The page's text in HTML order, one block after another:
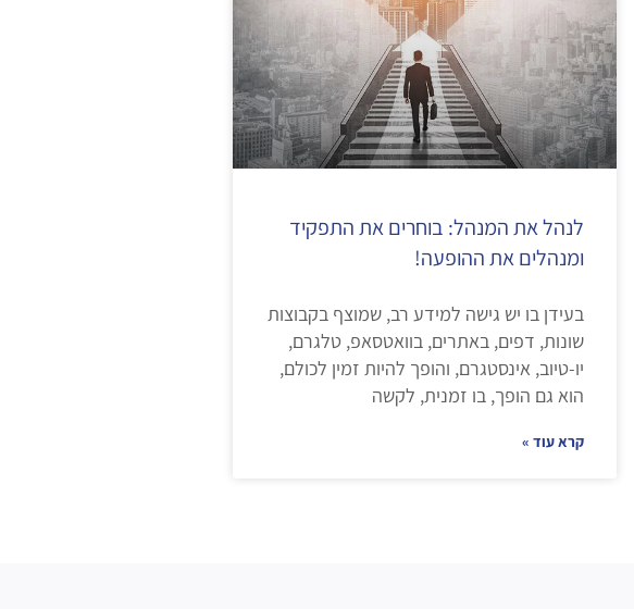
לנהל את המנהל: בוחרים את התפקיד
ומנהלים את ההופעה!
בעידן בו יש גישה למידע רב, שמוצף בקבוצות
שונות, דפים, באתרים, בוואטסאפ, טלגרם,
יו-טיוב, אינסטגרם, והופך להיות זמין לכולם,
הוא גם הופך, בו זמנית, לקשה
קרא עוד »